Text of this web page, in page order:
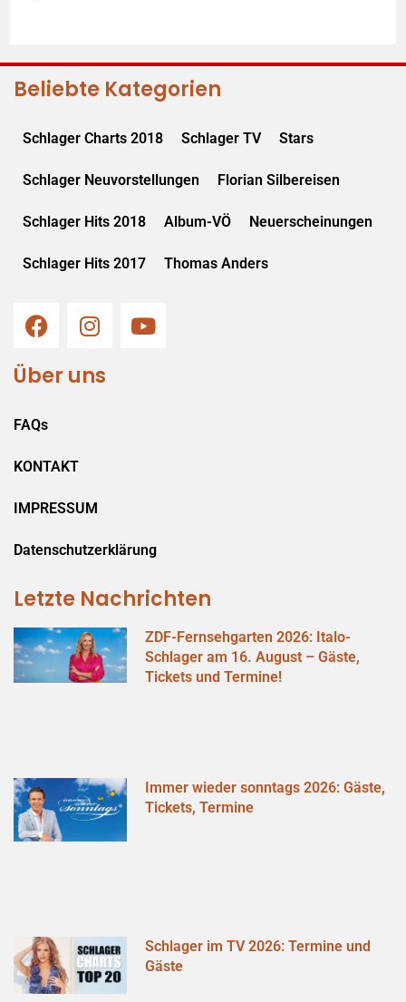
Beliebte Kategorien
Schlager Charts 2018 Schlager TV Stars
Schlager Neuvorstellungen Florian Silbereisen
Schlager Hits 2018 Album-VÖ Neuerscheinungen
Schlager Hits 2017 Thomas Anders
Über uns
FAQs
KONTAKT
IMPRESSUM
Datenschutzerklärung
Letzte Nachrichten
ZDF-Fernsehgarten 2026: Italo-
Schlager am 16. August – Gäste,
Tickets und Termine!
Immer wieder sonntags 2026: Gäste,
Tickets, Termine
Schlager im TV 2026: Termine und
Gäste